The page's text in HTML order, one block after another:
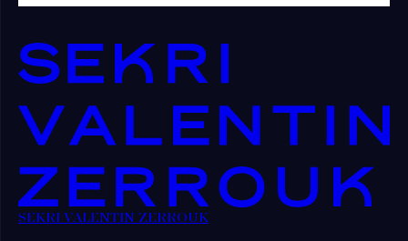
SEKRI VALENTIN ZERROUK